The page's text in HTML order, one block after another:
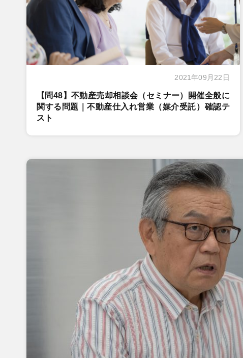
2021年09月22日
【問48】不動産売却相談会（セミナー）開催全般に
関する問題｜不動産仕入れ営業（媒介受託）確認テ
スト